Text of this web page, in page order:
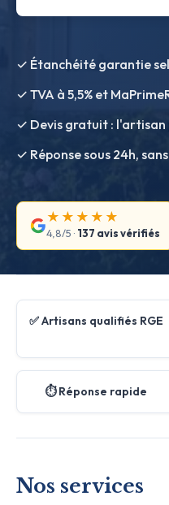
✓ Étanchéité garantie
✓ TVA à 5,5% et
✓ Devis gratuit : l'artisan
✓ Réponse sous 24h,
★★★★★
4,8/5 · 137 avis vérifiés
✅ Artisans qualifiés RGE
⏱️ Réponse rapide
Nos services